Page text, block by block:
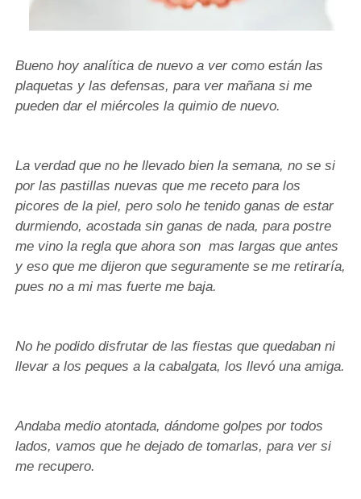
Bueno hoy analítica de nuevo a ver como están las
plaquetas y las defensas, para ver mañana si me
pueden dar el miércoles la quimio de nuevo.
La verdad que no he llevado bien la semana, no se si
por las pastillas nuevas que me receto para los
picores de la piel, pero solo he tenido ganas de estar
durmiendo, acostada sin ganas de nada, para postre
me vino la regla que ahora son mas largas que antes
y eso que me dijeron que seguramente se me retiraría,
pues no a mi mas fuerte me baja.
No he podido disfrutar de las fiestas que quedaban ni
llevar a los peques a la cabalgata, los llevó una amiga.
Andaba medio atontada, dándome golpes por todos
lados, vamos que he dejado de tomarlas, para ver si
me recupero.